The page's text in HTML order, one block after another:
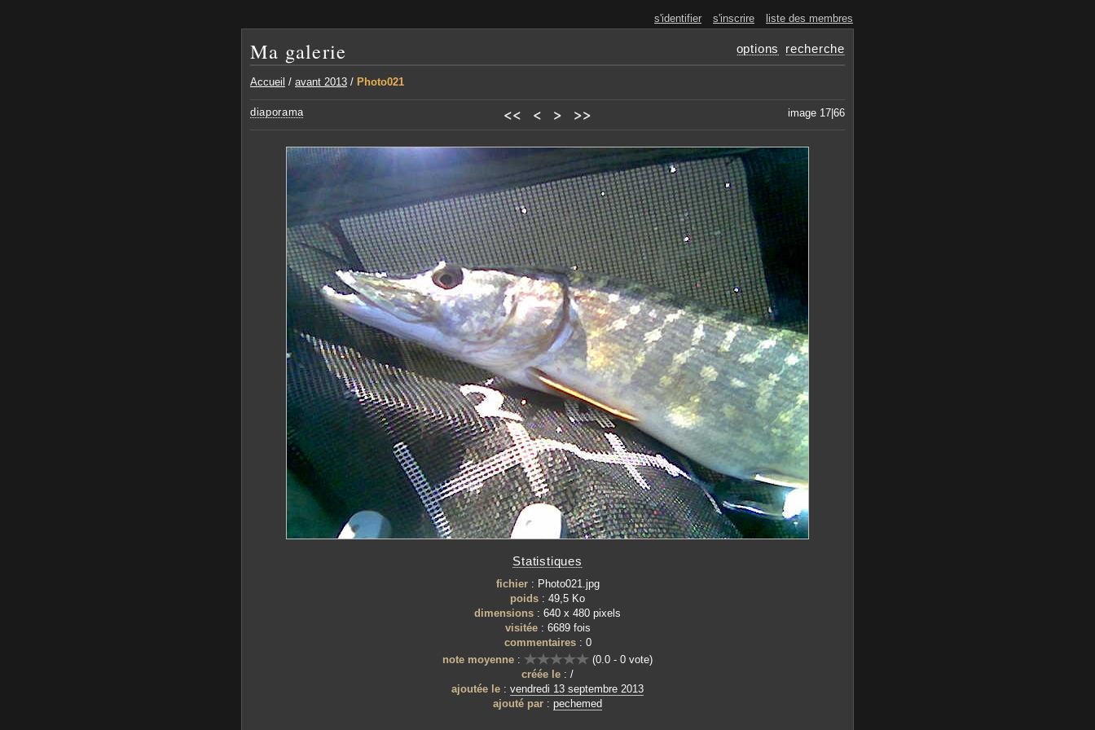
s'identifier s'inscrire liste des membres
options recherche
Ma galerie
Accueil / avant 2013 / Photo021
diaporama image 17|66
<< < > >>
Statistiques
fichier: Photo021.jpg
poids : 49,5 Ko
dimensions : 640 x 480 pixels
visitée: 6689 fois
commentaires: 0
note moyenne :
(0.0 - 0 vote)
créée le : /
ajoutée le : vendredi 13 septembre 2013
ajouté par : pechemed